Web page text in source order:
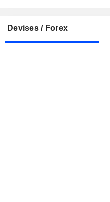
Devises / Forex